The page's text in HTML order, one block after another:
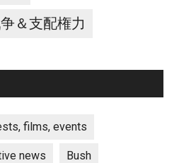
＆支配権力
films, events
news Bush